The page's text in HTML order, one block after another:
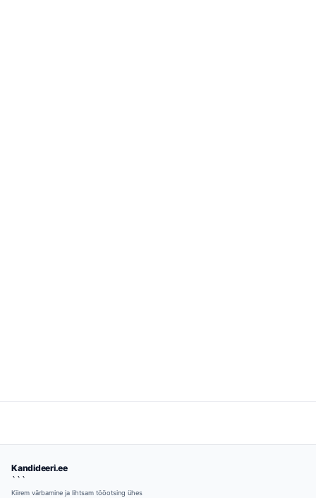
Kandideeri.ee
```
Kiirem värbamine ja lihtsam tööotsing ühes